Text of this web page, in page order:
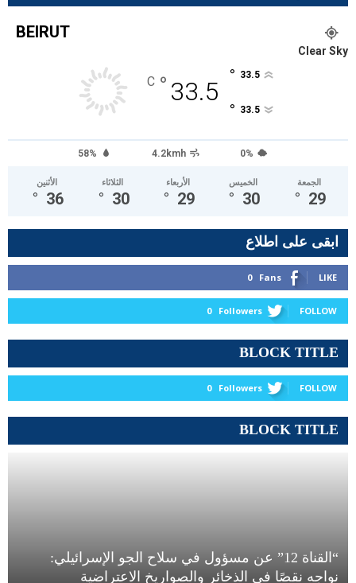
BEIRUT
Clear Sky
33.5
°
C 33.5
°
33.5
°
58% 4.2kmh 0%
الأثنين
36
°
الثلاثاء
30
°
الأربعاء
29
°
الخميس
30
°
الجمعة
29
°
ابقى على اطلاع
0 Fans LIKE
0 Followers FOLLOW
BLOCK TITLE
0 Followers FOLLOW
BLOCK TITLE
“القناة 12” عن مسؤول في سلاح الجو الإسرائيلي:
نواجه نقصًا في الذخائر والصواريخ الاعتراضية